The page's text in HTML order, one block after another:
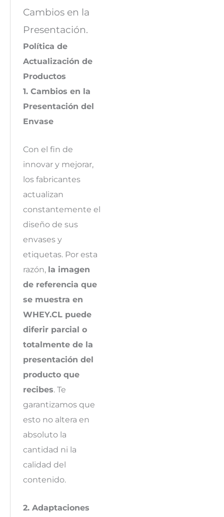
Cambios en la
Presentación.
Política de
Actualización de
Productos
1. Cambios en la
Presentación del
Envase
Con el fin de
innovar y mejorar,
los fabricantes
actualizan
constantemente el
diseño de sus
envases y
etiquetas. Por esta
razón, la imagen
de referencia que
se muestra en
WHEY.CL puede
diferir parcial o
totalmente de la
presentación del
producto que
recibes. Te
garantizamos que
esto no altera en
absoluto la
cantidad ni la
calidad del
contenido.
2. Adaptaciones